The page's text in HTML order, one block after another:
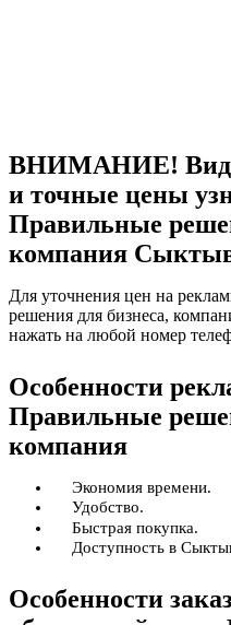
ВНИМАНИЕ! Виды
и точные цены
Правильные
компания
Для уточнения цен на
решения для бизнеса,
нажать на любой номер
Особенности
Правильные
компания
Экономия времени.
Удобство.
Быстрая покупка.
Доступность в
Особенности